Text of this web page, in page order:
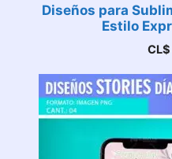
Diseños para
Estilo
CL$